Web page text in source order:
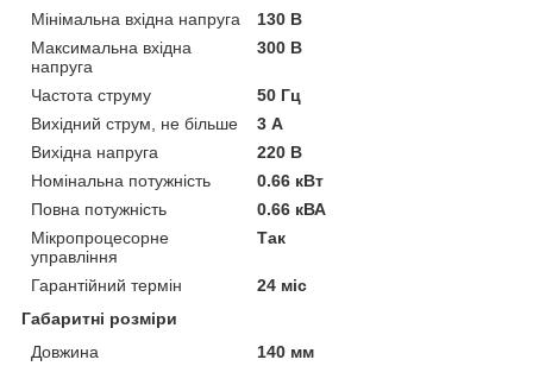
Мінімальна вхідна напруга
130 В
Максимальна вхідна
напруга
300 В
Частота струму
50 Гц
Вихідний струм, не більше
3 А
Вихідна напруга
220 В
Номінальна потужність
0.66 кВт
Повна потужність
0.66 кВА
Мікропроцесорне
управління
Так
Гарантійний термін
24 міс
Габаритні розміри
Довжина
140 мм